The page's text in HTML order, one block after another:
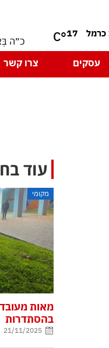
17
°C כ״ה
עסקים צרו קשר
עוד
מקומי
מאות
בהסתדרות
21/11/2025